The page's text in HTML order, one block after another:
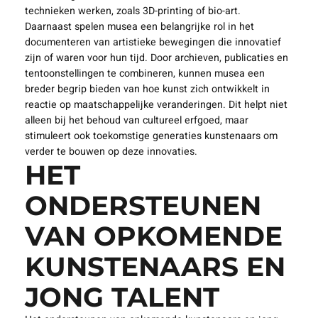
technieken werken, zoals 3D-printing of bio-art.
Daarnaast spelen musea een belangrijke rol in het
documenteren van artistieke bewegingen die innovatief
zijn of waren voor hun tijd. Door archieven, publicaties en
tentoonstellingen te combineren, kunnen musea een
breder begrip bieden van hoe kunst zich ontwikkelt in
reactie op maatschappelijke veranderingen. Dit helpt niet
alleen bij het behoud van cultureel erfgoed, maar
stimuleert ook toekomstige generaties kunstenaars om
verder te bouwen op deze innovaties.
HET
ONDERSTEUNEN
VAN OPKOMENDE
KUNSTENAARS EN
JONG TALENT